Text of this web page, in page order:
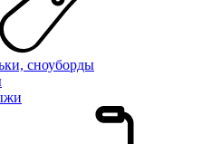
сноуборды